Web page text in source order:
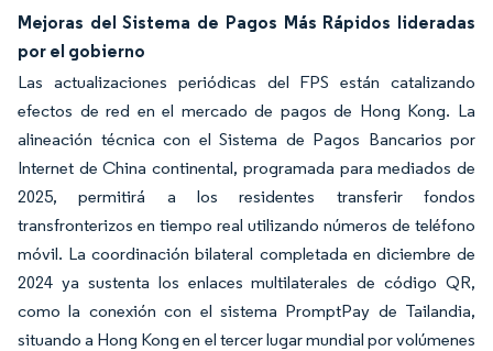
Mejoras del Sistema de Pagos Más Rápidos lideradas
por el gobierno
Las actualizaciones periódicas del FPS están catalizando
efectos de red en el mercado de pagos de Hong Kong. La
alineación técnica con el Sistema de Pagos Bancarios por
Internet de China continental, programada para mediados de
2025, permitirá a los residentes transferir fondos
transfronterizos en tiempo real utilizando números de teléfono
móvil. La coordinación bilateral completada en diciembre de
2024 ya sustenta los enlaces multilaterales de código QR,
como la conexión con el sistema PromptPay de Tailandia,
situando a Hong Kong en el tercer lugar mundial por volúmenes